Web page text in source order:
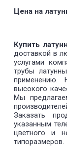
Цена на
Купить
доставкой в
услугами
трубы
применению.
высокого
Мы
Заказать
указанным
цветного и
типоразмеров.